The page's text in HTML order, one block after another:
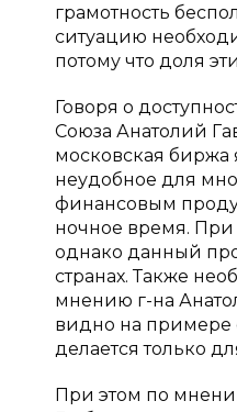
грамотность
ситуацию
потому что доля
Говоря о
Союза Анатолий
московская биржа
неудобное для
финансовым
ночное время. При
однако данный
странах. Также
мнению г-на
видно на примере
делается только
При этом по